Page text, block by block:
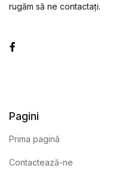
rugăm să ne contactați.
Pagini
Prima pagină
Contactează-ne